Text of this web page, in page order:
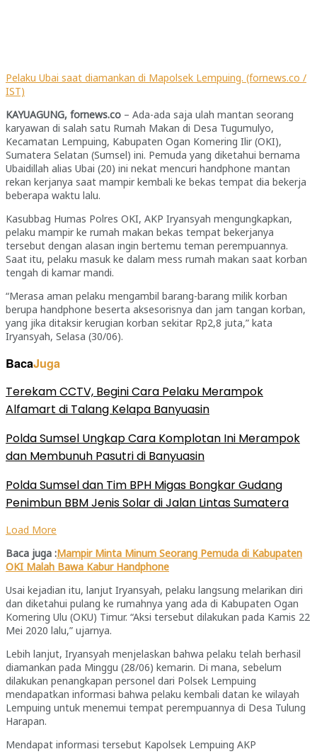
Pelaku Ubai saat diamankan di Mapolsek Lempuing. (fornews.co /
IST)
KAYUAGUNG, fornews.co – Ada-ada saja ulah mantan seorang
karyawan di salah satu Rumah Makan di Desa Tugumulyo,
Kecamatan Lempuing, Kabupaten Ogan Komering Ilir (OKI),
Sumatera Selatan (Sumsel) ini. Pemuda yang diketahui bernama
Ubaidillah alias Ubai (20) ini nekat mencuri handphone mantan
rekan kerjanya saat mampir kembali ke bekas tempat dia bekerja
beberapa waktu lalu.
Kasubbag Humas Polres OKI, AKP Iryansyah mengungkapkan,
pelaku mampir ke rumah makan bekas tempat bekerjanya
tersebut dengan alasan ingin bertemu teman perempuannya.
Saat itu, pelaku masuk ke dalam mess rumah makan saat korban
tengah di kamar mandi.
“Merasa aman pelaku mengambil barang-barang milik korban
berupa handphone beserta aksesorisnya dan jam tangan korban,
yang jika ditaksir kerugian korban sekitar Rp2,8 juta,” kata
Iryansyah, Selasa (30/06).
BacaJuga
Terekam CCTV, Begini Cara Pelaku Merampok
Alfamart di Talang Kelapa Banyuasin
Polda Sumsel Ungkap Cara Komplotan Ini Merampok
dan Membunuh Pasutri di Banyuasin
Polda Sumsel dan Tim BPH Migas Bongkar Gudang
Penimbun BBM Jenis Solar di Jalan Lintas Sumatera
Load More
Baca juga :Mampir Minta Minum Seorang Pemuda di Kabupaten
OKI Malah Bawa Kabur Handphone
Usai kejadian itu, lanjut Iryansyah, pelaku langsung melarikan diri
dan diketahui pulang ke rumahnya yang ada di Kabupaten Ogan
Komering Ulu (OKU) Timur. “Aksi tersebut dilakukan pada Kamis 22
Mei 2020 lalu,” ujarnya.
Lebih lanjut, Iryansyah menjelaskan bahwa pelaku telah berhasil
diamankan pada Minggu (28/06) kemarin. Di mana, sebelum
dilakukan penangkapan personel dari Polsek Lempuing
mendapatkan informasi bahwa pelaku kembali datan ke wilayah
Lempuing untuk menemui tempat perempuannya di Desa Tulung
Harapan.
Mendapat informasi tersebut Kapolsek Lempuing AKP